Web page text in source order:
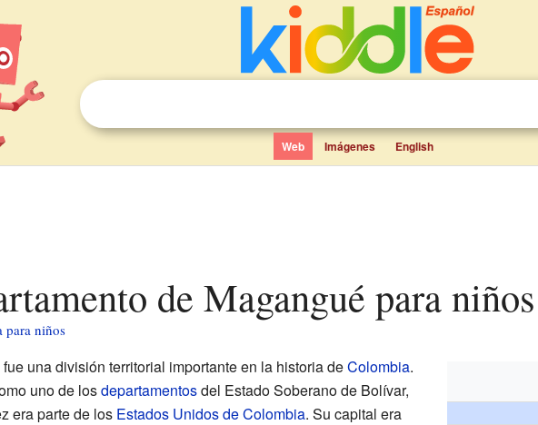
Web Imágenes English
de Magangué para niños
para niños
fue una división territorial importante en la historia deColombia.
uno de losdepartamentosdel Estado Soberano de Bolívar,
era parte de los Estados Unidos de Colombia. Su capital era